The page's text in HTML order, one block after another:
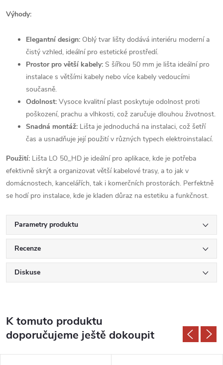
Výhody:
Elegantní design: Oblý tvar lišty dodává interiéru moderní a
čistý vzhled, ideální pro estetické prostředí.
Prostor pro větší kabely: S šířkou 50 mm je lišta ideální pro
instalace s většími kabely nebo více kabely vedoucími
současně.
Odolnost: Vysoce kvalitní plast poskytuje odolnost proti
poškození, prachu a vlhkosti, což zaručuje dlouhou životnost.
Snadná montáž: Lišta je jednoduchá na instalaci, což šetří
čas a usnadňuje její použití v různých typech elektroinstalací.
Použití: Lišta LO 50_HD je ideální pro aplikace, kde je potřeba
efektivně skrýt a organizovat větší kabelové trasy, a to jak v
domácnostech, kancelářích, tak i komerčních prostorách. Perfektně
se hodí pro instalace, kde je kladen důraz na estetiku a funkčnost.
Parametry produktu
Recenze
Diskuse
K tomuto produktu
doporučujeme ještě dokoupit